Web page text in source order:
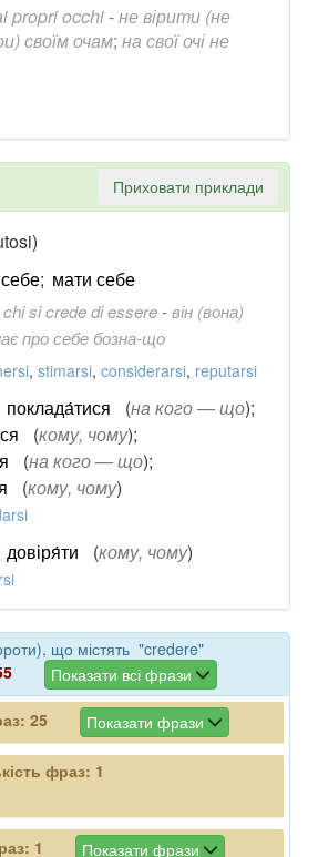
propri occhi-не вірити (не
своїм очам; на свої очі не
Приховати приклади
; мати себе
si crede di essere-він (вона)
про себе бозна-що
, stimarsi, considerarsi, reputarsi
поклада́тися (на кого — що);
(кому, чому);
(на кого — що);
(кому, чому)
довіря́ти (кому, чому)
що містять "credere"
Показати всі фрази
25 Показати фрази
фраз: 1
1 Показати фрази